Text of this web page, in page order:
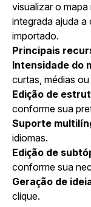
visualizar o
integrada ajuda
importado.
Principais
Intensidade do
curtas, médias
Edição de
conforme sua
Suporte
idiomas.
Edição de
conforme sua
Geração de
clique.